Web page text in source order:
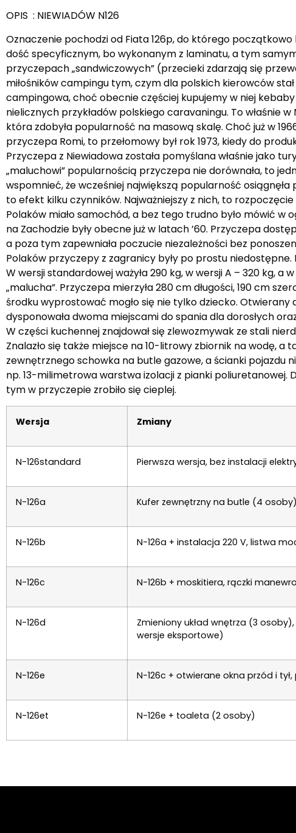
OPIS : NIEWIADÓW N126
Oznaczenie pochodzi od Fiata 126p, do którego
dość specyficznym, bo wykonanym z laminatu, a tym
przyczepach „sandwiczowych” (przecieki zdarzają się
miłośników campingu tym, czym dla polskich kierowców
campingowa, choć obecnie częściej kupujemy w niej
nielicznych przykładów polskiego caravaningu. To właśnie
która zdobyła popularność na masową skalę. Choć już w
przyczepa Romi, to przełomowy był rok 1973, kiedy do
Przyczepa z Niewiadowa została pomyślana właśnie jako
„maluchowi” popularnością przyczepa nie dorównała, to
wspomnieć, że wcześniej największą popularność
to efekt kilku czynników. Najważniejszy z nich, to
Polaków miało samochód, a bez tego trudno było mówić w
na Zachodzie były obecne już w latach ’60. Przyczepa
a poza tym zapewniała poczucie niezależności bez
Polaków przyczepy z zagranicy były po prostu
W wersji standardowej ważyła 290 kg, w wersji A – 320 kg, a
„malucha”. Przyczepa mierzyła 280 cm długości, 190 cm
środku wyprostować mogło się nie tylko dziecko.
dysponowała dwoma miejscami do spania dla dorosłych
W części kuchennej znajdował się zlewozmywak ze stali
Znalazło się także miejsce na 10-litrowy zbiornik na wodę, a
zewnętrznego schowka na butle gazowe, a ścianki pojazdu
np. 13-milimetrowa warstwa izolacji z pianki poliuretanowej.
tym w przyczepie zrobiło się cieplej.
Wersja Zmiany
N-126standard Pierwsza wersja, bez instalacji
N-126a Kufer zewnętrzny na butle (4
N-126b N-126a + instalacja 220 V, listwa
N-126c N-126b + moskitiera, rączki
N-126d
Zmieniony układ wnętrza (3
wersje eksportowe)
N-126e N-126c + otwierane okna przód i
N-126et N-126e + toaleta (2 osoby)